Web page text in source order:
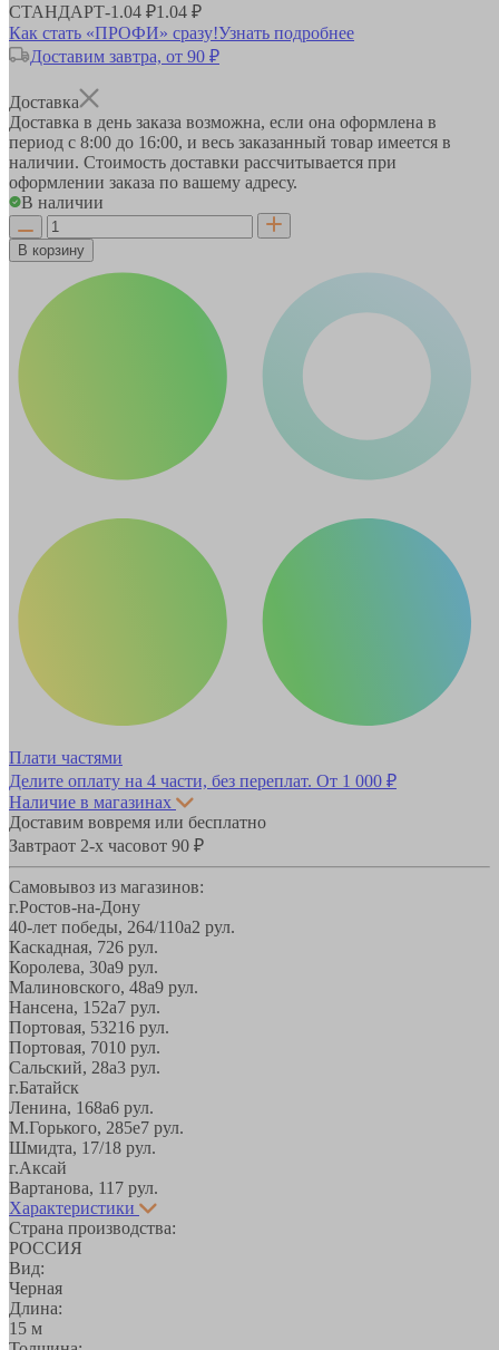
СТАНДАРТ-1.04 ₽1.04 ₽
Как стать «ПРОФИ» сразу!Узнать подробнее
Доставим завтра, от 90 ₽
Доставка
Доставка в день заказа возможна, если она оформлена в
период с 8:00 до 16:00, и весь заказанный товар имеется в
наличии. Стоимость доставки рассчитывается при
оформлении заказа по вашему адресу.
В наличии
В корзину
Плати частями
Делите оплату на 4 части, без переплат. От 1 000 ₽
Наличие в магазинах
Доставим вовремя или бесплатно
Завтраот 2-х часовот 90 ₽
Самовывоз из магазинов:
г.Ростов-на-Дону
40-лет победы, 264/110а2 рул.
Каскадная, 726 рул.
Королева, 30а9 рул.
Малиновского, 48а9 рул.
Нансена, 152а7 рул.
Портовая, 53216 рул.
Портовая, 7010 рул.
Сальский, 28a3 рул.
г.Батайск
Ленина, 168а6 рул.
М.Горького, 285е7 рул.
Шмидта, 17/18 рул.
г.Аксай
Вартанова, 11 7 рул.
Характеристики
Страна производства:
РОССИЯ
Вид:
Черная
Длина:
15 м